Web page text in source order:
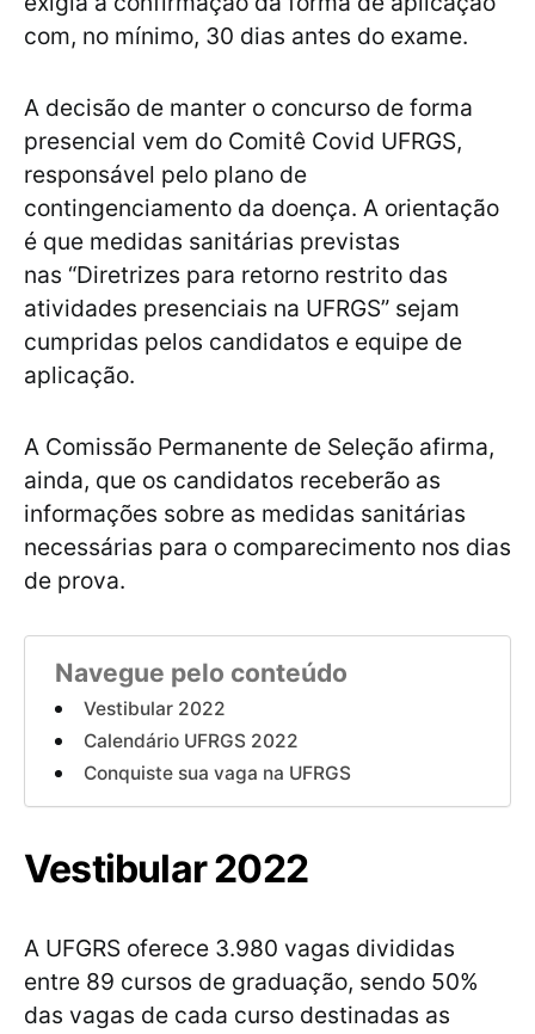
com, no mínimo, 30 dias antes do exame.
A decisão de manter o concurso de forma
presencial vem do Comitê Covid UFRGS,
responsável pelo plano de
contingenciamento da doença. A orientação
é que medidas sanitárias previstas
nas “Diretrizes para retorno restrito das
atividades presenciais na UFRGS” sejam
cumpridas pelos candidatos e equipe de
aplicação.
A Comissão Permanente de Seleção afirma,
ainda, que os candidatos receberão as
informações sobre as medidas sanitárias
necessárias para o comparecimento nos dias
de prova.
Navegue pelo conteúdo
Vestibular 2022
Calendário UFRGS 2022
Conquiste sua vaga na UFRGS
Vestibular 2022
A UFGRS oferece 3.980 vagas divididas
entre 89 cursos de graduação, sendo 50%
das vagas de cada curso destinadas as